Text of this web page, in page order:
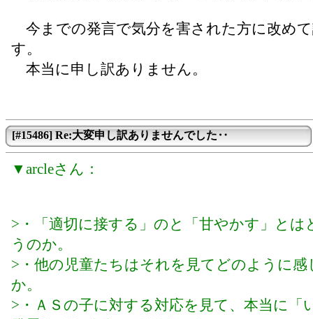
今までの発言で気分を害された方に改め
す。
本当に申し訳ありません。
[#15486] Re:大変申し訳ありませんでした‥
▼arcleさん：
>・「適切に接する」のと「甘やかす」とは
うのか。
>・他の児童たちはそれを見てどのように感
か。
>・ＡＳの子に対する対応を見て、本当に「